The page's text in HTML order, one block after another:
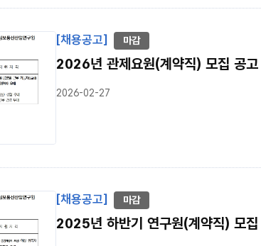
[채용공고] 마감
2026년 관제요원(계약직) 모집 공
2026-02-27
[채용공고] 마감
2025년 하반기 연구원(계약직) 모